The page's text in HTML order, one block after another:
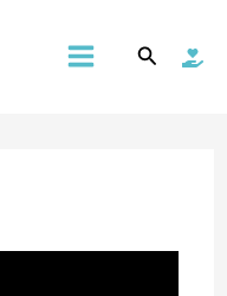
Buscar